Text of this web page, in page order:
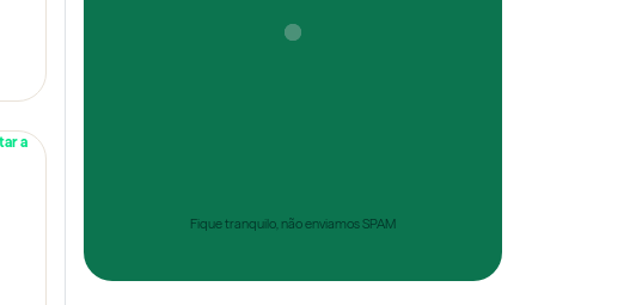
Fique tranquilo, não enviamos SPAM